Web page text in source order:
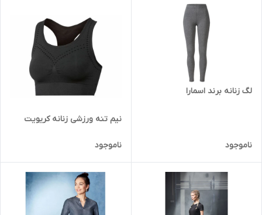
لگ زنانه برند اسمارا
ناموجود
نیم تنه ورزشی زنانه کریویت
ناموجود